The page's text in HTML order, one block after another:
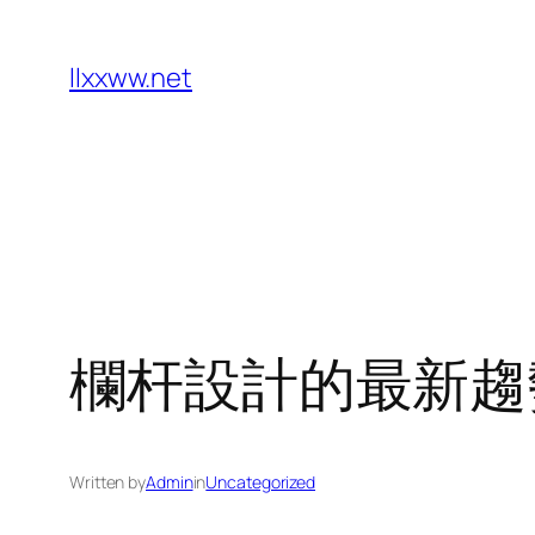
content
llxxww.net
欄杆設計的最新
Written byAdmininUncategorized